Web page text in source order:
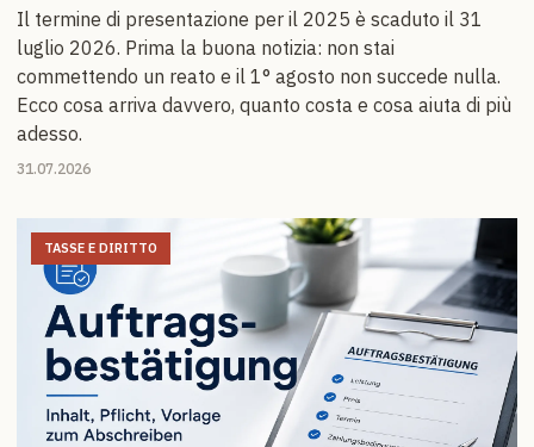
Il termine di presentazione per il 2025 è scaduto il 31
luglio 2026. Prima la buona notizia: non stai
commettendo un reato e il 1° agosto non succede nulla.
Ecco cosa arriva davvero, quanto costa e cosa aiuta di più
adesso.
31.07.2026
TASSE E DIRITTO